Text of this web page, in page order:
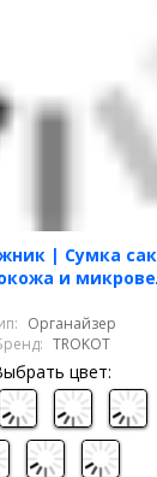
| Сумка
и
Органайзер
TROKOT
цвет: